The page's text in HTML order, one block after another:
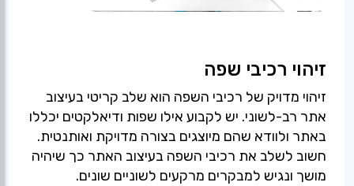
זיהוי רכיבי שפה
זיהוי מדויק של רכיבי השפה הוא שלב קריטי בעיצוב
אתר רב-לשוני. יש לקבוע אילו שפות ודיאלקטים יכללו
באתר ולוודא שהם מיוצגים בצורה מדויקת ואותנטית.
חשוב לשלב את רכיבי השפה בעיצוב האתר כך שיהיה
מושך ונגיש למבקרים מרקעים לשוניים שונים.